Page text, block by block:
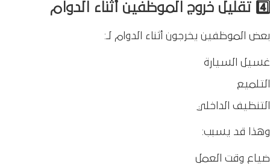
4️⃣ تقليل خروج الموظفين أثناء الدوام
بعض الموظفين يخرجون أثناء الدوام لـ:
غسيل السيارة
التلميع
التنظيف الداخلي
وهذا قد يسبب:
ضياع وقت العمل